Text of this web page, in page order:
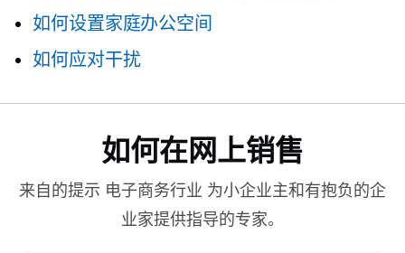
如何设置家庭办公空间
如何应对干扰
如何在网上销售
来自的提示 电子商务行业 为小企业主和有抱负的企
业家提供指导的专家。